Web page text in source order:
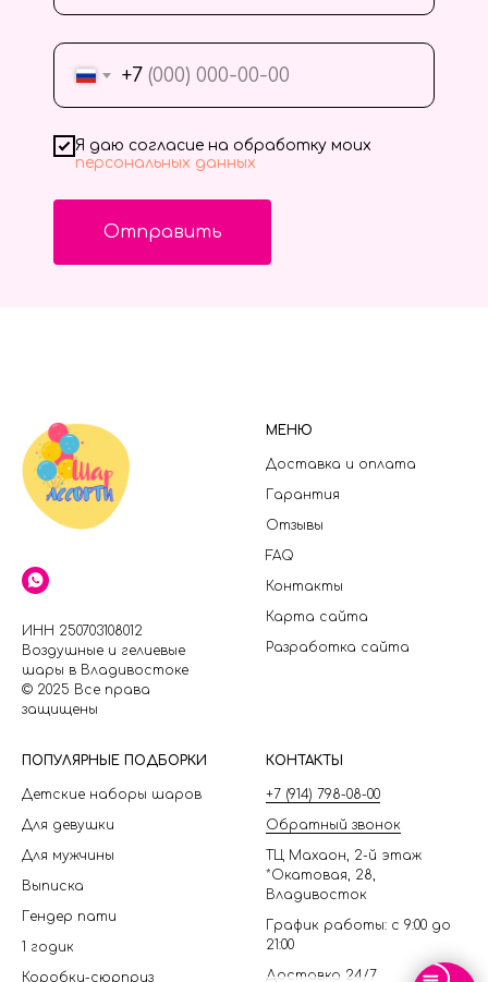
+7
Я даю согласие на обработку моих
персональных данных
Отправить
ИНН 250703108012
Воздушные и гелиевые
шары в Владивостоке
© 2025 Все права
защищены
МЕНЮ
Доставка и оплата
Гарантия
Отзывы
FAQ
Контакты
Карта сайта
Разработка сайта
ПОПУЛЯРНЫЕ ПОДБОРКИ
Детские наборы шаров
Для девушки
Для мужчины
Выписка
Гендер пати
1 годик
Коробки-сюрприз
КОНТАКТЫ
+7 (914) 798-08-00
Обратный звонок
ТЦ Махаон, 2-й этаж
*Окатовая, 28,
Владивосток
График работы: с 9:00 до
21:00
Доставка 24/7